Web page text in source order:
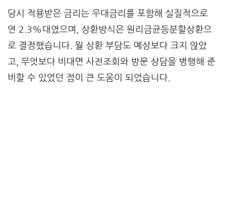
당시 적용받은 금리는 우대금리를 포함해 실질적으로
연 2.3%대였으며, 상환방식은 원리금균등분할상환으
로 결정했습니다. 월 상환 부담도 예상보다 크지 않았
고, 무엇보다 비대면 사전조회와 방문 상담을 병행해 준
비할 수 있었던 점이 큰 도움이 되었습니다.